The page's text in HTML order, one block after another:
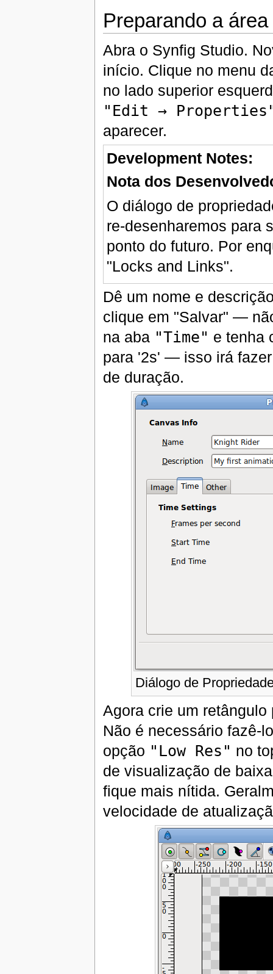
Preparando a
Abra o Synfig Studio.
início. Clique no menu
no lado superior
"Edit →
aparecer.
Development Notes:
Nota dos
O diálogo de
re-desenharemos para
ponto do futuro. Por
"Locks and Links".
Dê um nome e
clique em "Salvar" —
na aba "Time" e tenha
para '2s' — isso irá
de duração.
Diálogo de
Agora crie um
Não é necessário fazê-
opção "Low Res" no
de visualização de
fique mais nítida.
velocidade de